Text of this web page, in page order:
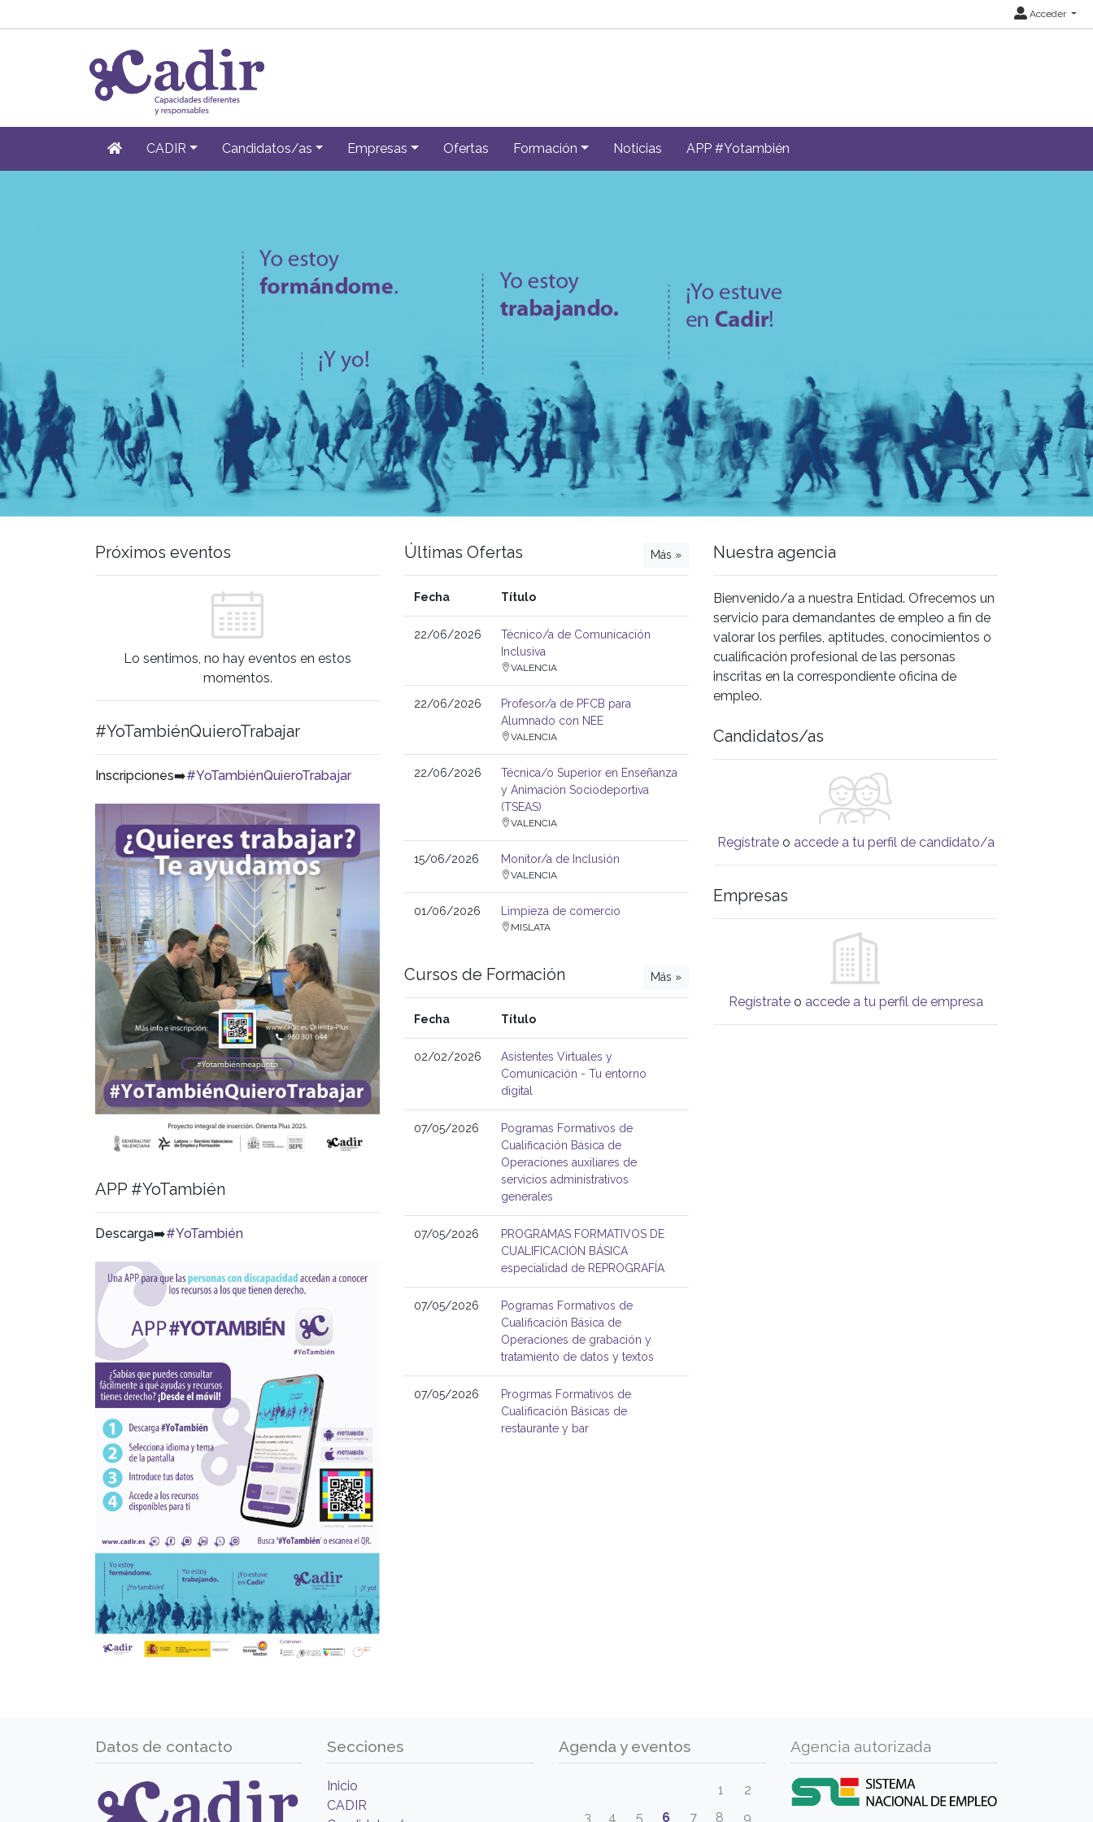
Acceder
CADIR Candidatos/as Empresas Ofertas Formación Noticias APP #Yotambién
Próximos eventos
Lo sentimos, no hay eventos en estos
momentos.
#YoTambiénQuieroTrabajar
Inscripciones➡️#YoTambiénQuieroTrabajar
APP #YoTambién
Descarga➡️#YoTambién
Más »
Últimas Ofertas
Fecha Título
22/06/2026
Técnico/a de Comunicación
Inclusiva
VALENCIA
22/06/2026
Profesor/a de PFCB para
Alumnado con NEE
VALENCIA
22/06/2026
Técnica/o Superior en Enseñanza
y Animación Sociodeportiva
(TSEAS)
VALENCIA
15/06/2026 Monitor/a de Inclusión
VALENCIA
01/06/2026 Limpieza de comercio
MISLATA
Más »
Cursos de Formación
Fecha Título
02/02/2026
Asistentes Virtuales y
Comunicación - Tu entorno
digital
07/05/2026
Pogramas Formativos de
Cualificación Básica de
Operaciones auxiliares de
servicios administrativos
generales
07/05/2026
PROGRAMAS FORMATIVOS DE
CUALIFICACIÓN BÁSICA
especialidad de REPROGRAFÍA
07/05/2026
Pogramas Formativos de
Cualificación Básica de
Operaciones de grabación y
tratamiento de datos y textos
07/05/2026
Progrmas Formativos de
Cualificación Básicas de
restaurante y bar
Nuestra agencia
Bienvenido/a a nuestra Entidad. Ofrecemos un
servicio para demandantes de empleo a fin de
valorar los perfiles, aptitudes, conocimientos o
cualificación profesional de las personas
inscritas en la correspondiente oficina de
empleo.
Candidatos/as
Regístrateo accede a tu perfil de candidato/a
Empresas
Regístrateo accede a tu perfil de empresa
Datos de contacto Secciones
Inicio
CADIR
Agenda y eventos
1
2
3
4 5 6 7 8 9
Agencia autorizada